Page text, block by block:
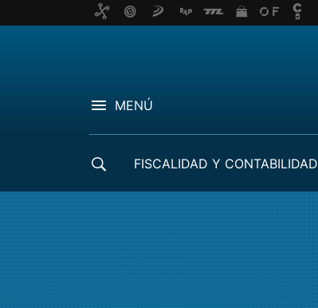
MENÚ
FISCALIDAD Y CONTABILIDAD